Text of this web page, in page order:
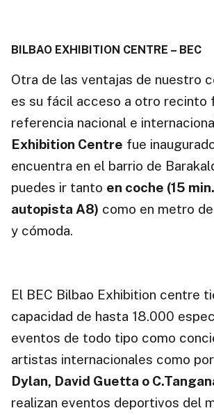
BILBAO EXHIBITION CENTRE – BEC
Otra de las ventajas de nuestro
es su fácil acceso a otro recinto
referencia nacional e
Exhibition Centre fue
encuentra en el barrio de
puedes ir tanto en coche (15
autopista A8) como en metro
y cómoda.
El BEC Bilbao Exhibition centre
capacidad de hasta 18.000
eventos de todo tipo como
artistas internacionales como
Dylan, David Guetta o
realizan eventos deportivos del